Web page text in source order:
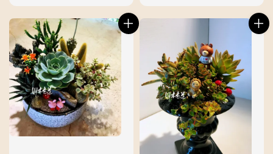
price
price